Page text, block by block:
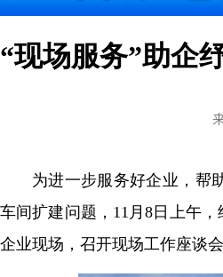
“现场服务”助企
为进一步服务好企业，帮
车间扩建问题，11月8日上午
企业现场，召开现场工作座谈会